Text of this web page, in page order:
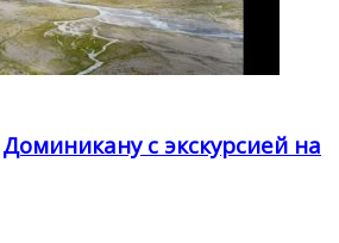
с экскурсией на